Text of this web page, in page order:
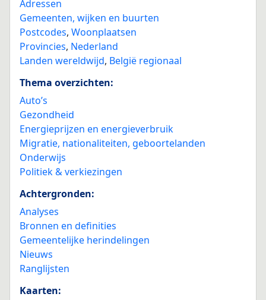
Adressen
Gemeenten, wijken en buurten
Postcodes, Woonplaatsen
Provincies, Nederland
Landen wereldwijd, België regionaal
Thema overzichten:
Auto’s
Gezondheid
Energieprijzen en energieverbruik
Migratie, nationaliteiten, geboortelanden
Onderwijs
Politiek & verkiezingen
Achtergronden:
Analyses
Bronnen en definities
Gemeentelijke herindelingen
Nieuws
Ranglijsten
Kaarten: